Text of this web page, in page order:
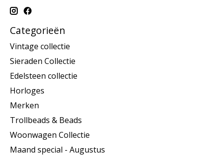
Categorieën
Vintage collectie
Sieraden Collectie
Edelsteen collectie
Horloges
Merken
Trollbeads & Beads
Woonwagen Collectie
Maand special - Augustus